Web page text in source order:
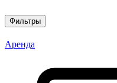
Фильтры
Аренда